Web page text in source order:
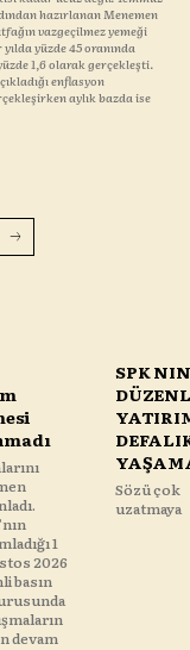
hazırlanan Menemen
vazgeçilmez yemeği
yüzde 45 oranında
1,6 olarak gerçekleşti.
enflasyon
aylık bazda ise
SPK
Sözü çok
uzatmaya